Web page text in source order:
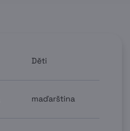
Děti
maďarština